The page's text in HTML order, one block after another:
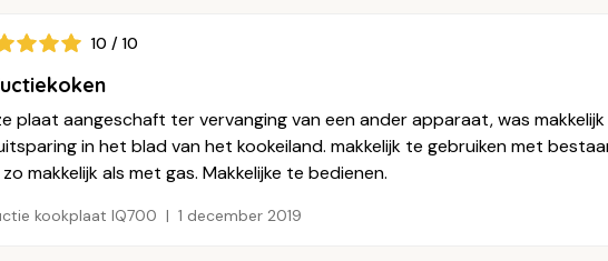
10 / 10
plaat aangeschaft ter vervanging van een ander apparaat, was
in het blad van het kookeiland. makkelijk te gebruiken met
makkelijk als met gas. Makkelijke te bedienen.
kookplaat IQ700 1 december 2019